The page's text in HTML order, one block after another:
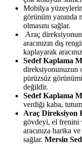
Mobilya
görünüm yanında
olmasını sağlar.
Araç
aracınızın dış
kaplayarak
Sedef Kaplama
direksiyonunuzun
pürüzsüz
değildir.
Sedef Kaplama
verdiği kaba,
Araç Direksiyon
gövdeyi, el frenini
aracınıza harika
sağlar. Mersin